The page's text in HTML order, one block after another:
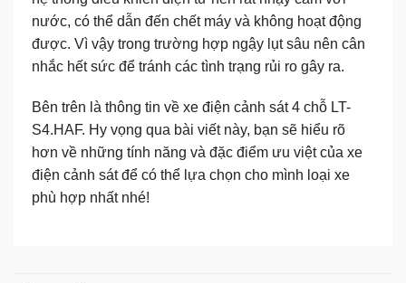
nước, có thể dẫn đến chết máy và không hoạt động
được. Vì vậy trong trường hợp ngậy lụt sâu nên cân
nhắc hết sức để tránh các tình trạng rủi ro gây ra.
Bên trên là thông tin về xe điện cảnh sát 4 chỗ LT-
S4.HAF. Hy vọng qua bài viết này, bạn sẽ hiểu rõ
hơn về những tính năng và đặc điểm ưu việt của xe
điện cảnh sátđể có thể lựa chọn cho mình loại xe
phù hợp nhất nhé!